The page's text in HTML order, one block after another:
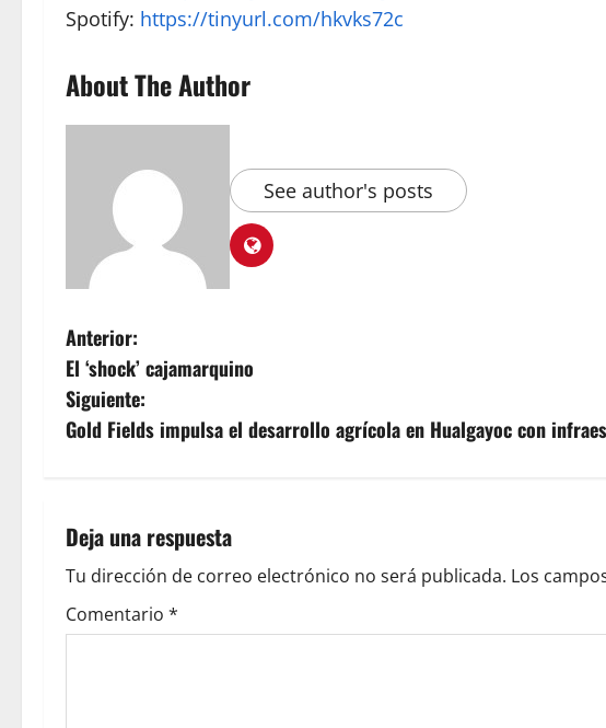
Spotify: https://tinyurl.com/hkvks72c
About The Author
See author's posts
Anterior:
El ‘shock’ cajamarquino
Siguiente:
Gold Fields impulsa el desarrollo agrícola en Hualgayoc con
Deja una respuesta
Tu dirección de correo electrónico no será publicada. Los
Comentario *